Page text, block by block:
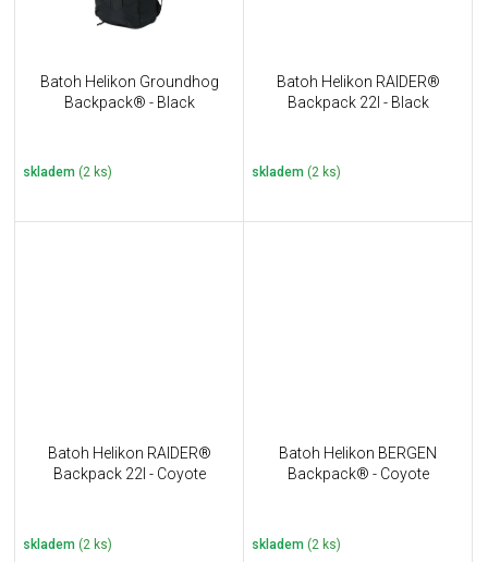
Batoh Helikon Groundhog
Backpack® - Black
skladem (2 ks)
Batoh Helikon RAIDER®
Backpack 22l - Black
skladem (2 ks)
Batoh Helikon RAIDER®
Backpack 22l - Coyote
skladem (2 ks)
Batoh Helikon BERGEN
Backpack® - Coyote
skladem (2 ks)